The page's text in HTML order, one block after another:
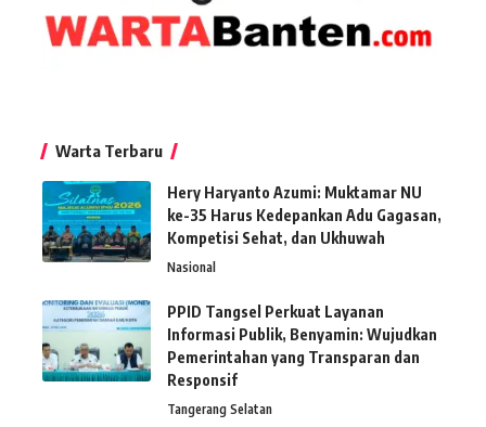
Warta Terbaru
Hery Haryanto Azumi: Muktamar NU
ke-35 Harus Kedepankan Adu Gagasan,
Kompetisi Sehat, dan Ukhuwah
Nasional
PPID Tangsel Perkuat Layanan
Informasi Publik, Benyamin: Wujudkan
Pemerintahan yang Transparan dan
Responsif
Tangerang Selatan